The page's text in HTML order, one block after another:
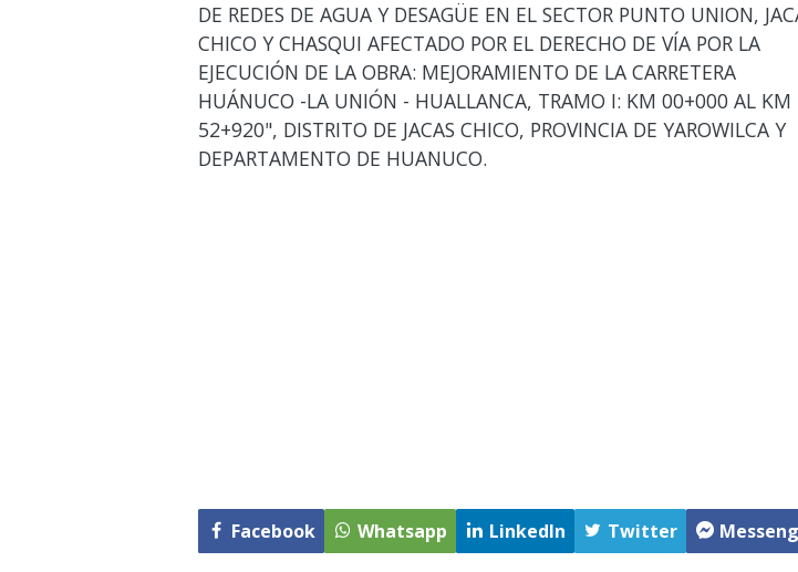
DE REDES DE AGUA Y DESAGÜE EN EL SECTOR PUNTO UNION,
CHICO Y CHASQUI AFECTADO POR EL DERECHO DE VÍA POR LA
EJECUCIÓN DE LA OBRA: MEJORAMIENTO DE LA CARRETERA
HUÁNUCO -LA UNIÓN - HUALLANCA, TRAMO I: KM 00+000 AL KM
52+920", DISTRITO DE JACAS CHICO, PROVINCIA DE YAROWILCA Y
DEPARTAMENTO DE HUANUCO.
Facebook Whatsapp LinkedIn Twitter